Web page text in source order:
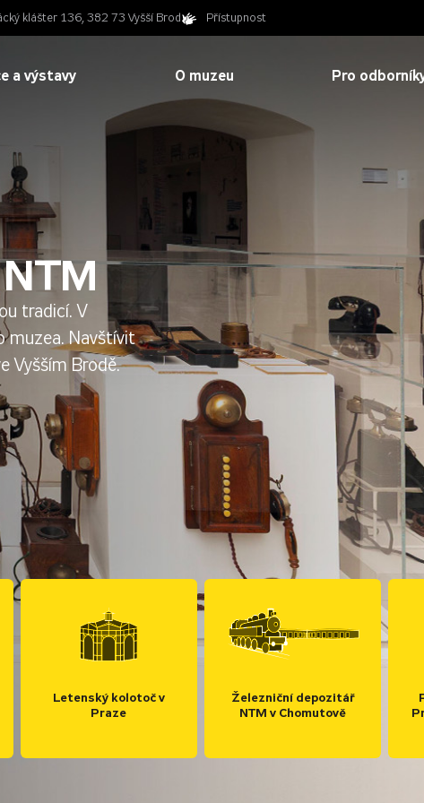
klášter 136, 382 73 Vyšší Brod Přístupnost
a výstavy O muzeu Pro
tradicí. V
muzea. Navštívit
Vyšším Brodě.
Letenský kolotoč v
Praze
Železniční depozitář
NTM v Chomutově